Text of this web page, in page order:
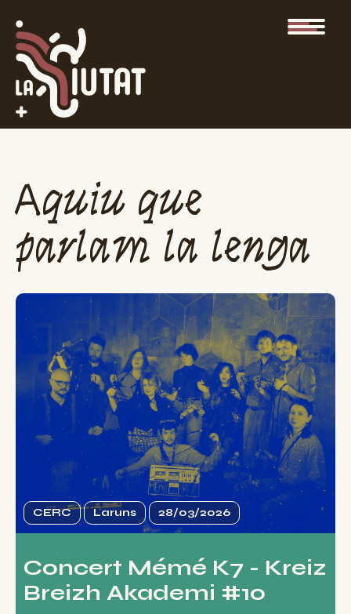
Aquiu que
parlam la lenga
CERC Laruns 28/03/2026
Concert Mémé K7 - Kreiz
Breizh Akademi #10